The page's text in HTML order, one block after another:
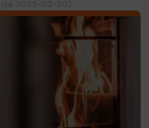
2025-02-20)